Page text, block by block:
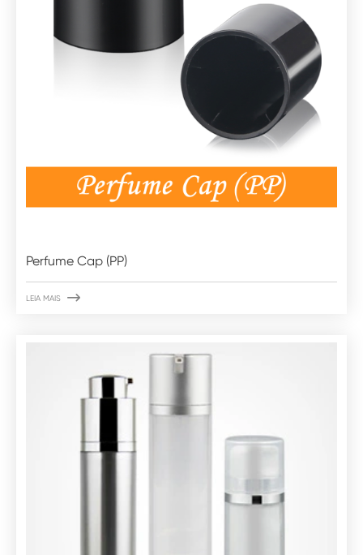
Perfume Cap (PP)
LEIA MAIS 